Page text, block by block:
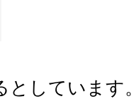
しています。